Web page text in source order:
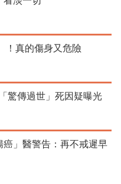
！真的傷身又危險
驚傳過世」死因疑曝光
」醫警告：再不戒遲早